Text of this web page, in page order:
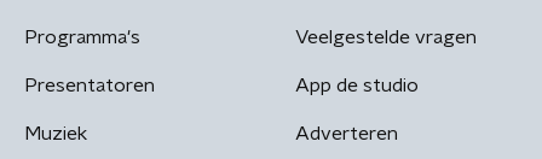
Programma's
Presentatoren
Muziek
Veelgestelde vragen
App de studio
Adverteren